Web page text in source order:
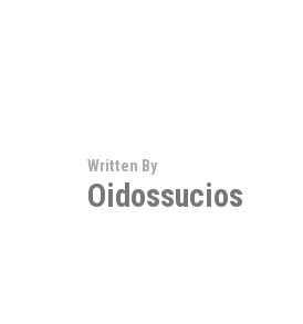
Written By
Oidossucios